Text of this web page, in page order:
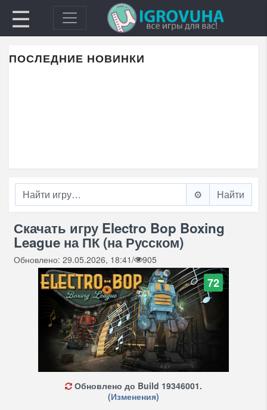
☰
ПОСЛЕДНИЕ НОВИНКИ
⚙️
Скачать игру Electro Bop Boxing
League на ПК (на Русском)
Обновлено: 29.05.2026, 18:41/ 905
72
Обновлено до Build 19346001.
(Изменения)